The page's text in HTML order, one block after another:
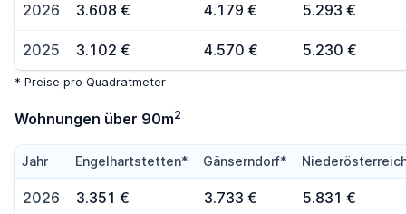
2026 3.608 € 4.179 € 5.293 €
2025 3.102 € 4.570 € 5.230 €
* Preise pro Quadratmeter
Wohnungen über 90m2
Jahr Engelhartstetten* Gänserndorf*
2026 3.351 € 3.733 € 5.831 €